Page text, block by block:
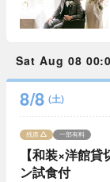
Sat Aug 08
8/8 (土)
【和装×洋館
ン試食付
残席 一部有料